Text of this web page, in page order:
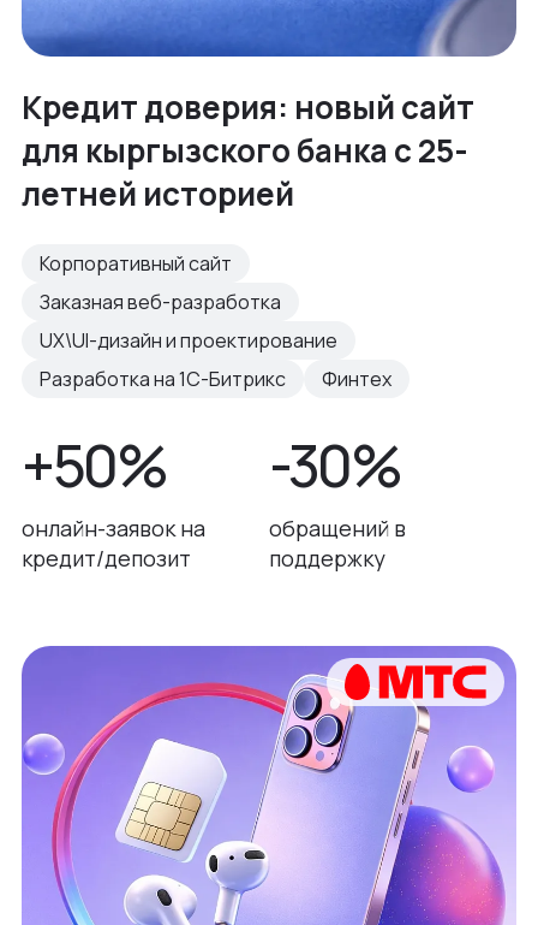
Кредит доверия: новый сайт
для кыргызского банка с 25-
летней историей
Корпоративный сайт
Заказная веб-разработка
UX\UI-дизайн и проектирование
Разработка на 1С-Битрикс
Финтех
+50%
онлайн-заявок на
кредит/депозит
-30%
обращений в
поддержку